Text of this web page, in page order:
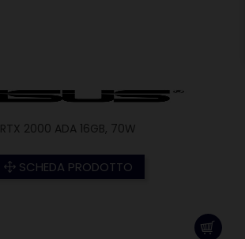
RTX 2000 ADA 16GB, 70W
SCHEDA PRODOTTO